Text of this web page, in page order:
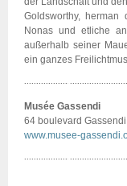
Goldsworthy,
Nonas und etliche
außerhalb seiner
ein ganzes
Musée Gassendi
64 boulevard
www.musee-